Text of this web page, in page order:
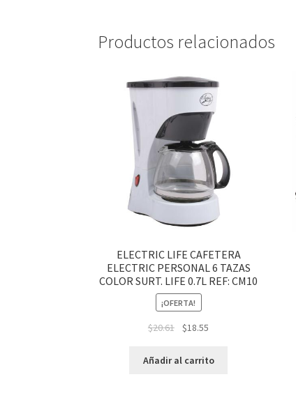
Productos relacionados
ELECTRIC LIFE CAFETERA
ELECTRIC PERSONAL 6 TAZAS
COLOR SURT. LIFE 0.7L REF: CM10
¡OFERTA!
$20.61 $18.55
Añadir al carrito